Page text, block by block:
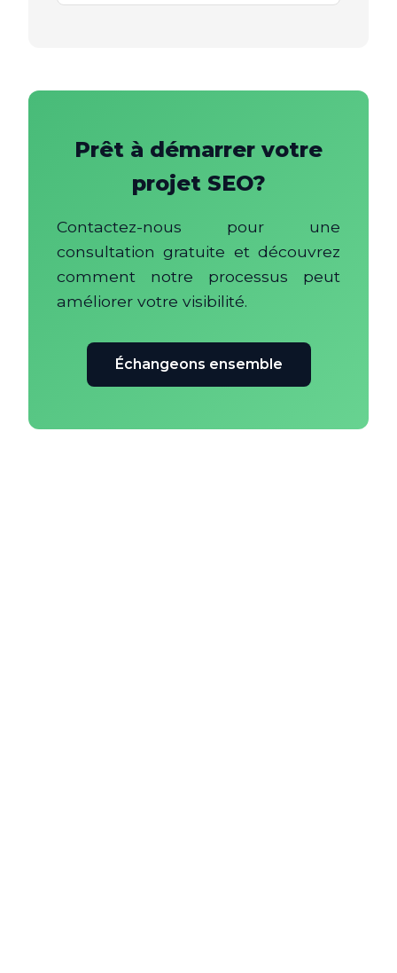
Prêt à démarrer votre
projet SEO?
Contactez-nous pour une
consultation gratuite et découvrez
comment notre processus peut
améliorer votre visibilité.
Échangeons ensemble